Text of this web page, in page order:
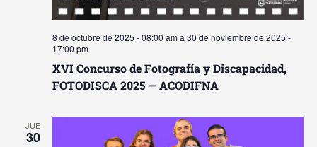
XVI Concurso de Fotografía y Discapacidad,
FOTODISCA 2025 – ACODIFNA
8 de octubre de 2025 - 08:00 ama 30 de noviembre de 2025 -
17:00 pm
JUE
30